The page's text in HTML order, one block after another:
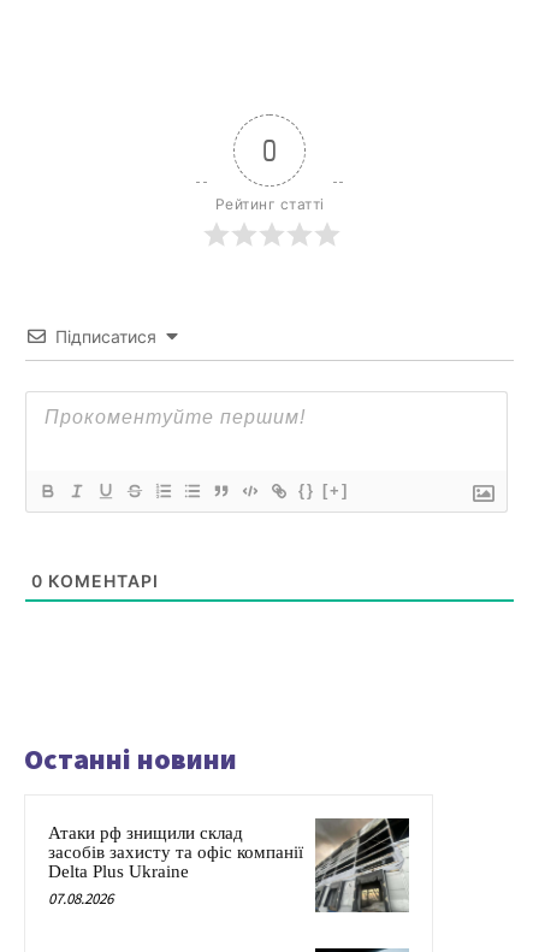
0
Рейтинг статті
Підписатися
{} [+]
0 КОМЕНТАРІ
Останні новини
Атаки рф знищили склад
засобів захисту та офіс компанії
Delta Plus Ukraine
07.08.2026